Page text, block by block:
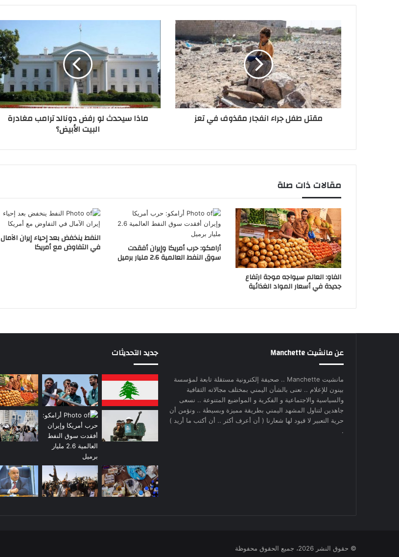
مقتل طفل جراء انفجار مقذوف في تعز ماذا سيحدث لو رفض دونالد ترامب مغادرة
البيت الأبيض؟
مقالات ذات صلة
الفاو: العالم سيواجه موجة ارتفاع
جديدة في أسعار المواد الغذائية
أرامكو: حرب أمريكا وإيران أفقدت
سوق النفط العالمية 2.6 مليار برميل
النفط ينخفض بعد إحياء إيران الآمال
في التفاوض مع أمريكا
عن مانشيت Manchette
مانشيت Manchette .. صحيفة إلكترونية مستقلة تابعة لمؤسسة
بينون للإعلام .. تعنى بالشأن اليمني بمختلف مجالاته الثقافية
والسياسية والاجتماعية و الفكرية و المواضيع المتنوعة .. نسعى
جاهدين لتناول المشهد اليمني بطريقة مميزة وبسيطة .. ونؤمن أن
حرية التعبير لا قيود لها شعارنا ( أن أعرف أكثر .. أن أكتب ما أريد )
.
جديد التحديثات
© حقوق النشر 2026، جميع الحقوق محفوظة